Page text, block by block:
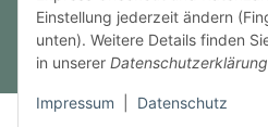
Einstellung jederzeit ändern
unten). Weitere Details finden
in unserer Datenschutzerklärung
Impressum Datenschutz
Vertrag
* Alle Preise inkl. gesetzlicher USt., zzgl.